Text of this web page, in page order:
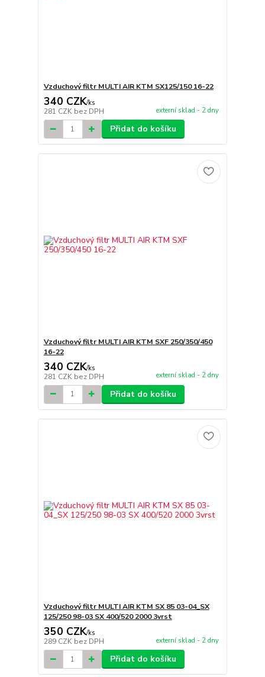
Vzduchový filtr MULTI AIR KTM SX125/150 16-22
340 CZK/ks
281 CZK bez DPH externí sklad - 2 dny
Přidat do košíku
Vzduchový filtr MULTI AIR KTM SXF 250/350/450
16-22
340 CZK/ks
281 CZK bez DPH externí sklad - 2 dny
Přidat do košíku
Vzduchový filtr MULTI AIR KTM SX 85 03-04_SX
125/250 98-03 SX 400/520 2000 3vrst
350 CZK/ks
289 CZK bez DPH externí sklad - 2 dny
Přidat do košíku